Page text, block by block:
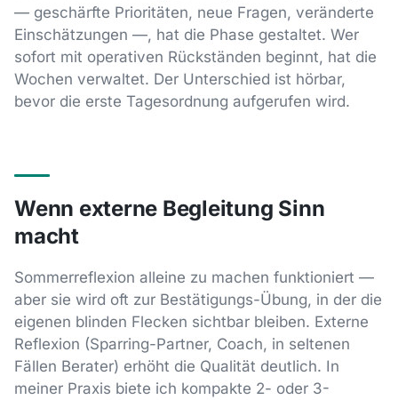
— geschärfte Prioritäten, neue Fragen, veränderte
Einschätzungen —, hat die Phase gestaltet. Wer
sofort mit operativen Rückständen beginnt, hat die
Wochen verwaltet. Der Unterschied ist hörbar,
bevor die erste Tagesordnung aufgerufen wird.
Wenn externe Begleitung Sinn
macht
Sommerreflexion alleine zu machen funktioniert —
aber sie wird oft zur Bestätigungs-Übung, in der die
eigenen blinden Flecken sichtbar bleiben. Externe
Reflexion (Sparring-Partner, Coach, in seltenen
Fällen Berater) erhöht die Qualität deutlich. In
meiner Praxis biete ich kompakte 2- oder 3-